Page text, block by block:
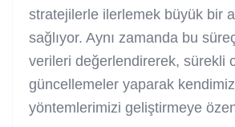
stratejilerle ilerlemek büyük bir
sağlıyor. Aynı zamanda bu
verileri değerlendirerek, sürekli
güncellemeler yaparak
yöntemlerimizi geliştirmeye